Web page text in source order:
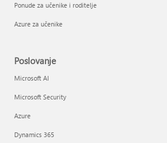
Ponude za učenike i roditelje
Azure za učenike
Poslovanje
Microsoft AI
Microsoft Security
Azure
Dynamics 365